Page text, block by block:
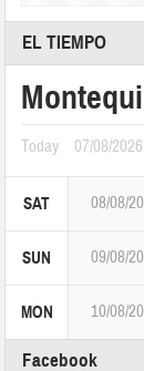
EL TIEMPO
Today 07/08/2026
SAT 08/08/
SUN 09/08/
MON 10/08/
Facebook